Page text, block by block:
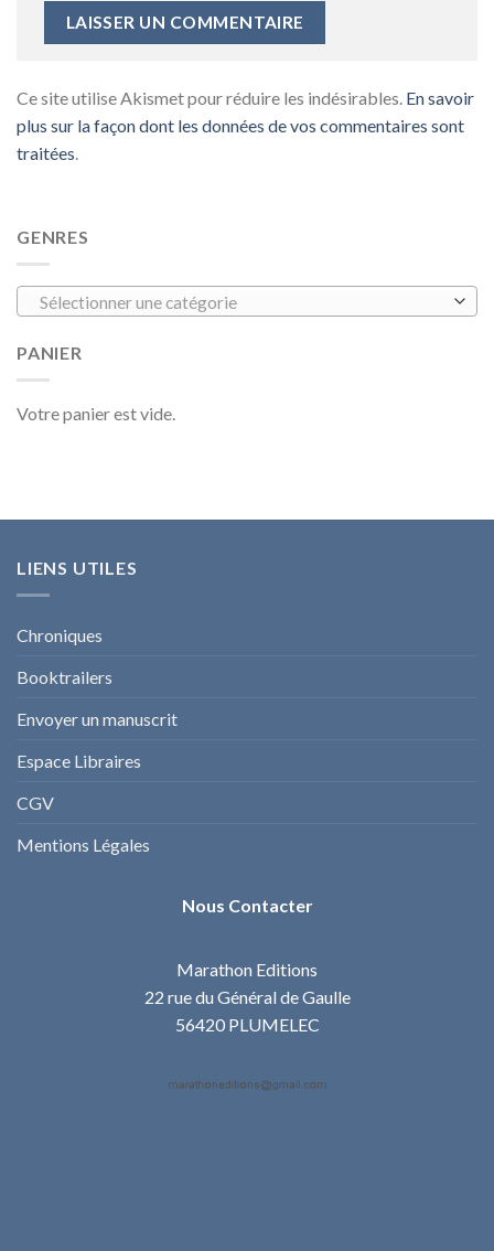
Ce site utilise Akismet pour réduire les indésirables. En savoir
plus sur la façon dont les données de vos commentaires sont
traitées.
GENRES
Sélectionner une catégorie
PANIER
Votre panier est vide.
LIENS UTILES
Chroniques
Booktrailers
Envoyer un manuscrit
Espace Libraires
CGV
Mentions Légales
Nous Contacter
Marathon Editions
22 rue du Général de Gaulle
56420 PLUMELEC